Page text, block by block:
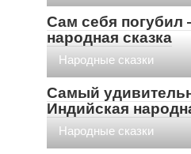
Сам себя погубил
народная сказка
Народные сказки
Самый
Индийская
Народные сказки